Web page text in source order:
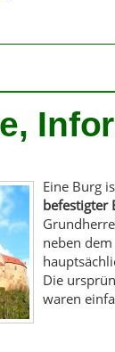
Eine Burg
befestigter
neben
Die
waren